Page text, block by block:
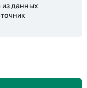
из данных